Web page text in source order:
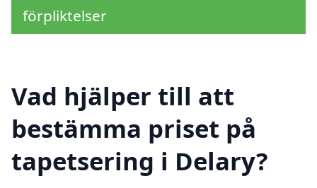
förpliktelser
Vad hjälper till att
bestämma priset på
tapetsering i Delary?